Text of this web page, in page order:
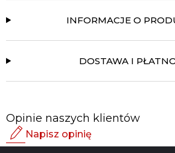
INFORMACJE O
DOSTAWA I
Opinie naszych klientów
Napisz opinię